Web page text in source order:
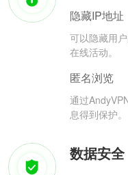
隐藏IP地址
可以隐藏用
在线活动。
匿名浏览
通过
息得到保护。
数据安全